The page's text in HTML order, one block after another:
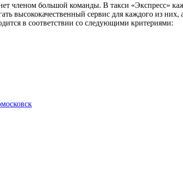
членом большой команды. В такси «Экспресс»
высококачественный сервис для каждого из
в соответствии со следующими критериями: